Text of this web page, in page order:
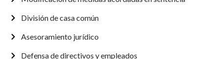
División de casa común
Asesoramiento jurídico
Defensa de directivos y empleados